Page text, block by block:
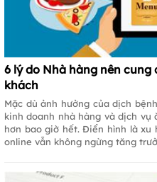
6 lý do Nhà hàng nên cung
khách
Mặc dù ảnh hưởng của dịch
kinh doanh nhà hàng và dịch
hơn bao giờ hết. Điển hình là xu
online vẫn không ngừng tăng